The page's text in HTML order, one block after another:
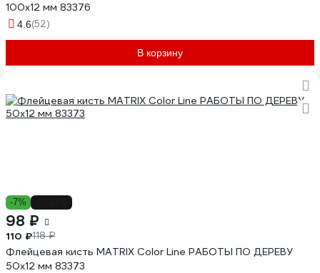
100х12 мм 83376
4.6(52)
В корзину
-7%
98 ₽
110 ₽118 ₽
Флейцевая кисть MATRIX Color Line РАБОТЫ ПО ДЕРЕВУ
50х12 мм 83373